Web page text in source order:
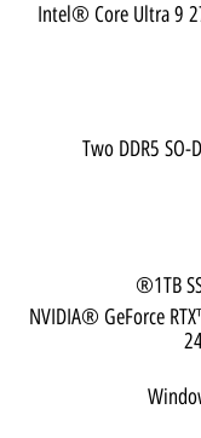
Intel® Core Ultra 9
Two DDR5
1TB
NVIDIA® GeForce